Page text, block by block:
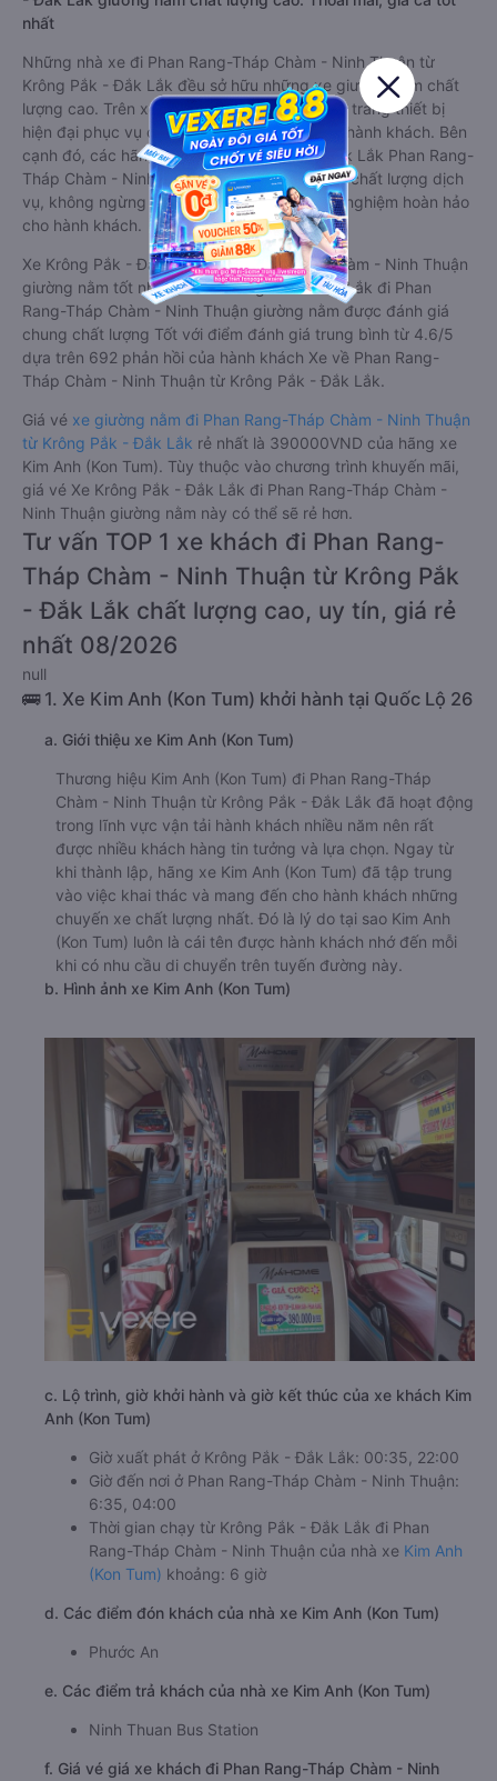
nhất
Những nhà xe đi Phan Rang-Tháp Chàm - Ninh Thuận từ
Krông Pắk - Đắk Lắk đều sở hữu những xe giường nằm chất
lượng cao. Trên xe được trang bị đầy đủ các trang thiết bị
hiện đại phục vụ cho nhu cầu di chuyển của hành khách. Bên
cạnh đó, các hãng xe khách Krông Pắk - Đắk Lắk Phan Rang-
Tháp Chàm - Ninh Thuận luôn chú trọng đến chất lượng dịch
vụ, không ngừng cải thiện để mang đến trải nghiệm hoàn hảo
cho hành khách.
Xe Krông Pắk - Đắk Lắk Phan Rang-Tháp Chàm - Ninh Thuận
giường nằm tốt nhất: Xe từ Krông Pắk - Đắk Lắk đi Phan
Rang-Tháp Chàm - Ninh Thuận giường nằm được đánh giá
chung chất lượng Tốt với điểm đánh giá trung bình từ 4.6/5
dựa trên 692 phản hồi của hành khách Xe về Phan Rang-
Tháp Chàm - Ninh Thuận từ Krông Pắk - Đắk Lắk.
Giá vé xe giường nằm đi Phan Rang-Tháp Chàm - Ninh Thuận
từ Krông Pắk - Đắk Lắk rẻ nhất là 390000VND của hãng xe
Kim Anh (Kon Tum). Tùy thuộc vào chương trình khuyến mãi,
giá vé Xe Krông Pắk - Đắk Lắk đi Phan Rang-Tháp Chàm -
Ninh Thuận giường nằm này có thể sẽ rẻ hơn.
Tư vấn TOP 1 xe khách đi Phan Rang-
Tháp Chàm - Ninh Thuận từ Krông Pắk
- Đắk Lắk chất lượng cao, uy tín, giá rẻ
nhất 08/2026
null
🚌 1. Xe Kim Anh (Kon Tum) khởi hành tại Quốc Lộ 26
a. Giới thiệu xe Kim Anh (Kon Tum)
Thương hiệu Kim Anh (Kon Tum) đi Phan Rang-Tháp
Chàm - Ninh Thuận từ Krông Pắk - Đắk Lắk đã hoạt động
trong lĩnh vực vận tải hành khách nhiều năm nên rất
được nhiều khách hàng tin tưởng và lựa chọn. Ngay từ
khi thành lập, hãng xe Kim Anh (Kon Tum) đã tập trung
vào việc khai thác và mang đến cho hành khách những
chuyến xe chất lượng nhất. Đó là lý do tại sao Kim Anh
(Kon Tum) luôn là cái tên được hành khách nhớ đến mỗi
khi có nhu cầu di chuyển trên tuyến đường này.
b. Hình ảnh xe Kim Anh (Kon Tum)
c. Lộ trình, giờ khởi hành và giờ kết thúc của xe khách Kim
Anh (Kon Tum)
Giờ xuất phát ở Krông Pắk - Đắk Lắk: 00:35, 22:00
Giờ đến nơi ở Phan Rang-Tháp Chàm - Ninh Thuận:
6:35, 04:00
Thời gian chạy từ Krông Pắk - Đắk Lắk đi Phan
Rang-Tháp Chàm - Ninh Thuận của nhà xe Kim Anh
(Kon Tum) khoảng: 6 giờ
d. Các điểm đón khách của nhà xe Kim Anh (Kon Tum)
Phước An
e. Các điểm trả khách của nhà xe Kim Anh (Kon Tum)
Ninh Thuan Bus Station
f. Giá vé giá xe khách đi Phan Rang-Tháp Chàm - Ninh